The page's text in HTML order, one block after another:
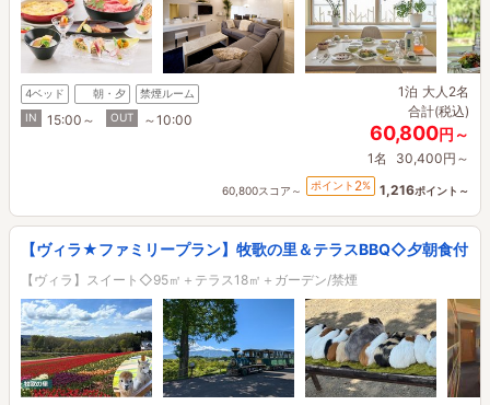
4ベッド 朝・夕
禁煙ルーム
IN
15:00～ OUT ～10:00
1泊 大人2名
合計(税込)
60,800円～
1名 30,400円～
60,800スコア～ ポイント 2% 1,216ポイント～
【ヴィラ★ファミリープラン】牧歌の里＆テラスBBQ◇夕朝食付
【ヴィラ】スイート◇95㎡＋テラス18㎡＋ガーデン/禁煙